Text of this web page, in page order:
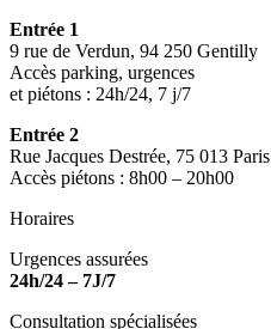
Entrée 1
9 rue de Verdun, 94 250 Gentilly
Accès parking, urgences
et piétons : 24h/24, 7 j/7
Entrée 2
Rue Jacques Destrée, 75 013 Paris
Accès piétons : 8h00 – 20h00
Horaires
Urgences assurées
24h/24 – 7J/7
Consultation spécialisées